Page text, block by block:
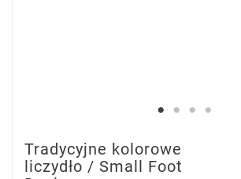
Tradycyjne kolorowe
liczydło / Small Foot